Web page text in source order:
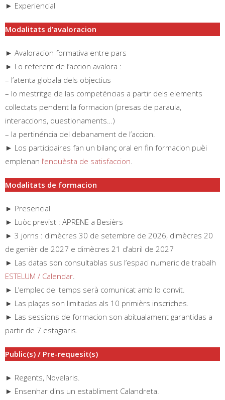
► Experiencial
Modalitats d’avaloracion
► Avaloracion formativa entre pars
► Lo referent de l’accion avalora :
– l’atenta globala dels objectius
– lo mestritge de las competéncias a partir dels elements
collectats pendent la formacion (presas de paraula,
interaccions, questionaments…)
– la pertinéncia del debanament de l’accion.
► Los participaires fan un bilanç oral en fin formacion puèi
emplenan l’enquèsta de satisfaccion.
Modalitats de formacion
► Presencial
► Luòc previst : APRENE a Besièrs
► 3 jorns : dimècres 30 de setembre de 2026, dimècres 20
de genièr de 2027 e dimècres 21 d’abril de 2027
► Las datas son consultablas sus l’espaci numeric de trabalh
ESTELUM / Calendar.
► L’emplec del temps serà comunicat amb lo convit.
► Las plaças son limitadas als 10 primièrs inscriches.
► Las sessions de formacion son abitualament garantidas a
partir de 7 estagiaris.
Public(s) / Pre-requesit(s)
► Regents, Novelaris.
► Ensenhar dins un establiment Calandreta.